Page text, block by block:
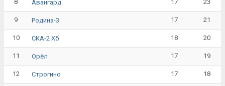
8 Авангард 17 23
9 Родина-3 17 21
10 СКА-2 Хб 18 20
11 Орёл 17 19
12 Строгино 17 18